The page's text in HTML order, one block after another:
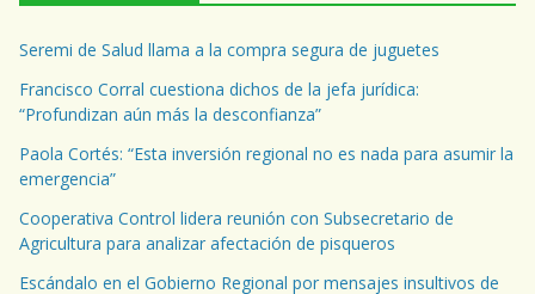
Seremi de Salud llama a la compra segura de juguetes
Francisco Corral cuestiona dichos de la jefa jurídica:
“Profundizan aún más la desconfianza”
Paola Cortés: “Esta inversión regional no es nada para asumir la
emergencia”
Cooperativa Control lidera reunión con Subsecretario de
Agricultura para analizar afectación de pisqueros
Escándalo en el Gobierno Regional por mensajes insultivos de